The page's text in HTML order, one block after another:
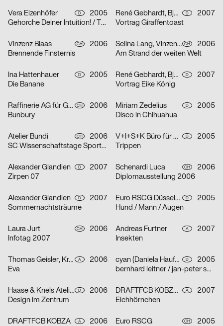
Vera Eizenhöfer D
2005
Gehorche Deiner Intuition! / Traue Deinem Reflex!
René Gebhardt, Björn Kernspeckt, Sebastian Locke D
2007
Vortrag Giraffentoast
Vinzenz Blaas CH
2006
Brennende Finsternis
Selina Lang, Vinzenz Blaas CH
2006
Am Strand der weiten Welt
Ina Hattenhauer D
2005
Die Banane
René Gebhardt, Björn Kernspeckt, Sebastian Locke D
2007
Vortrag Eike König
Raffinerie AG für Gestaltung CH
2006
Bunbury
Miriam Zedelius D
2005
Disco in Chihuahua
Atelier Bundi CH
2006
SC Wissenschaftstage Sport/Biel
V+I+S+K Büro für Visuelle Kommunikation D
2005
Trippen
Alexander Glandien D
2007
Zirpen 07
Schenardi Luca CH
2006
Diplomausstellung 2006
Alexander Glandien D
2007
Sommernachtsträume
Euro RSCG Düsseldorf D
2005
Hund / Mann / Augen
Laura Jurt CH
2006
Infotag 2007
Andreas Furtner A
2007
Insekten
Thomas Geisler, Kramar, Christof Nardin A
2006
Eva
cyan (Daniela Haufe + Detlef Fiedler) D
2005
bernhard leitner / jan-peter sonntag
Haase & Knels Atelier für Gestaltung D
2006
Design im Zentrum
DRAFTFCB KOBZA, Andreas Furtner A
2007
Eichhörnchen
DRAFTFCB KOBZA A
2006
Euro RSCG CH
2005